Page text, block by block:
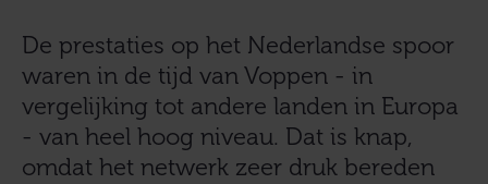
De prestaties op het Nederlandse spoor
waren in de tijd van Voppen - in
vergelijking tot andere landen in Europa
- van heel hoog niveau. Dat is knap,
omdat het netwerk zeer druk bereden